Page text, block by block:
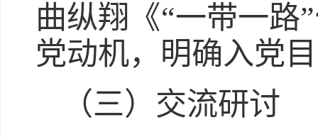
曲纵翔《“一带一路
党动机，明确入党
（三）交流研讨